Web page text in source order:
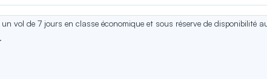
vol de 7 jours en classe économique et sous réserve de disponibilité